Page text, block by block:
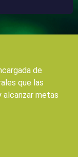
de
que las
alcanzar metas